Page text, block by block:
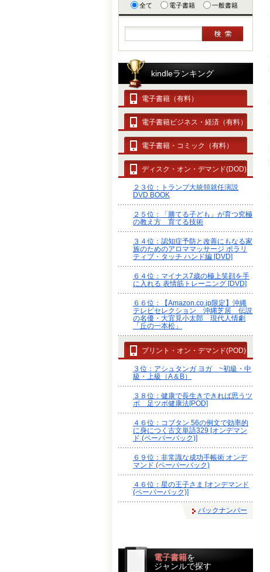
全て 電子書籍 一般書籍
kindleランキング
電子書籍（有料）
電子書籍ビジネス・経済（有料）
電子書籍・コミック（有料）
ディスク・オン・デマンド(DOD)
２３位：トランプ大統領就任演説
DVD BOOK
２５位：「勝てる子ども」が育つ究極
の教え方 育てる技術
３４位：認知症予防と改善にもなる家
族のためのアロママッサージ ポラリ
ティブ・タッチ ハンド編 [DVD]
６４位：マイナス7歳の極上笑顔を手
に入れる 表情筋トレーニング [DVD]
６６位：【Amazon.co.jp限定】沖縄
テレビセレクション 沖縄芝居 伝説
の名優・大宜見小太郎 現代人情劇
「丘の一本松」
プリント・オン・デマンド(POD)
３位：アシュタンガ ヨガ ~初級・中
級・上級（A＆B）
３８位：健康で長生きできれば思うツ
ボ 足ツボ健康法[POD]
４６位：コブタン 56の例文で効率的
に身につく古文単語329 [オンデマン
ド (ペーパーバック)]
６９位：非常識な成功手帳術 オンデ
マンド (ペーパーバック)
４６位：星の王子さま [オンデマンド
(ペーパーバック)]
バックナンバー
電子書籍を
ジャンルで探す